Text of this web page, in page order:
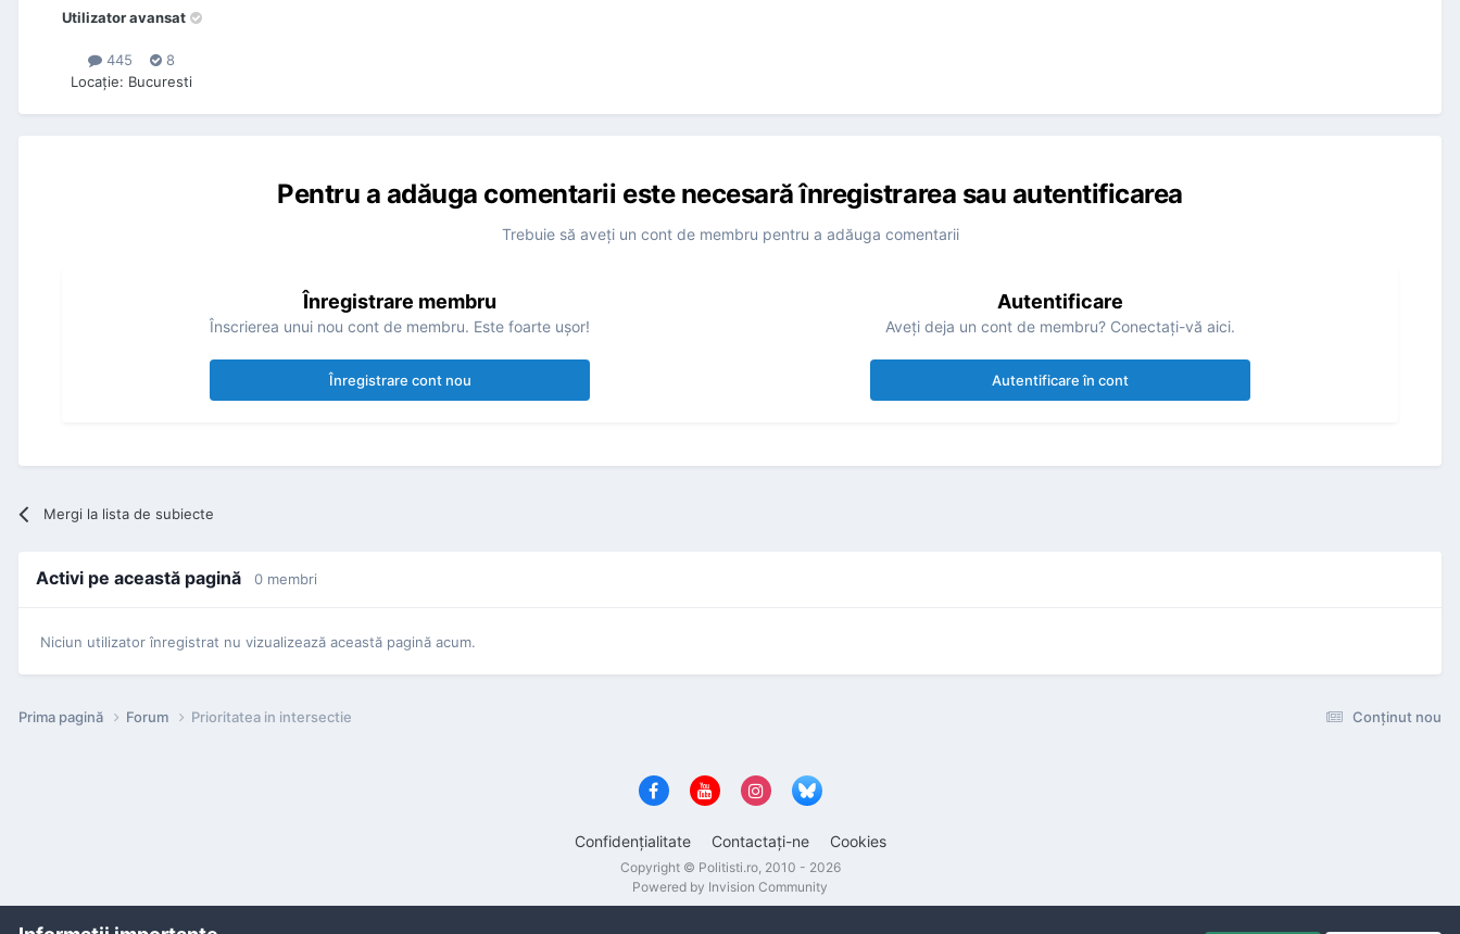
Utilizator avansat
445
8
Locaţie: Bucuresti
Pentru a adăuga comentarii este necesară înregistrarea sau autentificarea
Trebuie să aveţi un cont de membru pentru a adăuga comentarii
Înregistrare membru
Înscrierea unui nou cont de membru. Este foarte uşor!
Înregistrare cont nou
Autentificare
Aveţi deja un cont de membru? Conectaţi-vă aici.
Autentificare în cont
Mergi la lista de subiecte
Activi pe această pagină 0 membri
Niciun utilizator înregistrat nu vizualizează această pagină acum.
Conţinut nou
Prima pagină Forum Prioritatea in intersectie
Confidenţialitate Contactaţi-ne Cookies
Copyright © Politisti.ro, 2010 - 2026
Powered by Invision Community